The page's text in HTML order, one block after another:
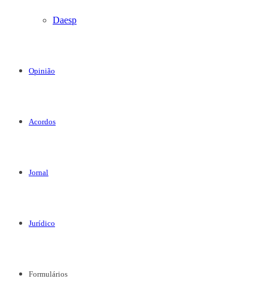
Daesp
Opinião
Acordos
Jornal
Jurídico
Formulários